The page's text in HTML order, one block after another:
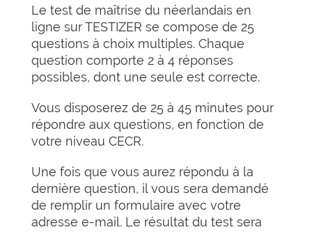
Le test de maîtrise du néerlandais en
ligne sur TESTIZER se compose de 25
questions à choix multiples. Chaque
question comporte 2 à 4 réponses
possibles, dont une seule est correcte.
Vous disposerez de 25 à 45 minutes pour
répondre aux questions, en fonction de
votre niveau CECR.
Une fois que vous aurez répondu à la
dernière question, il vous sera demandé
de remplir un formulaire avec votre
adresse e-mail. Le résultat du test sera